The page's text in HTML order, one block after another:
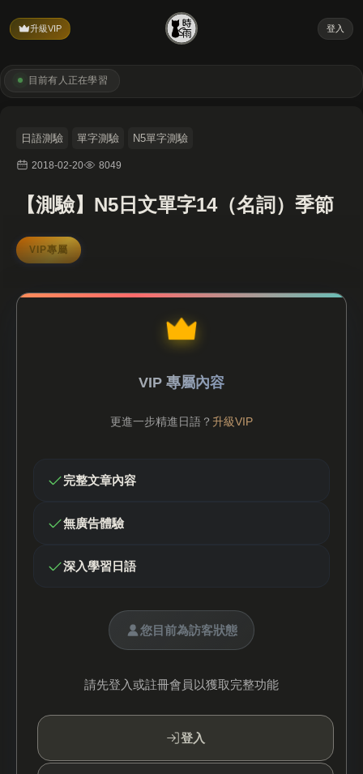
升級VIP 登入
目前有 人正在學習
日語測驗 單字測驗 N5單字測驗
2018-02-20 8049
【測驗】N5日文單字14（名詞）季節
VIP 專屬內容
更進一步精進日語？ 升級VIP
完整文章內容
無廣告體驗
深入學習日語
您目前為訪客狀態
請先登入或註冊會員以獲取完整功能
登入